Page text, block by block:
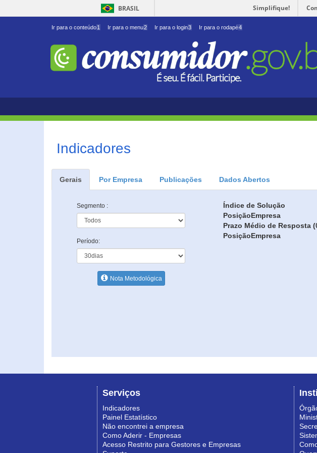
BRASIL Simplifique!
Ir para o conteúdo1 Ir para o menu2 Ir para o login3 Ir para o rodapé4
Indicadores
Gerais Por Empresa Publicações Dados Abertos
Segmento :
Período:
Nota Metodológica
Índice de Solução
PosiçãoEmpresa
Prazo Médio de Resposta
PosiçãoEmpresa
Serviços
Indicadores
Painel Estatístico
Não encontrei a empresa
Como Aderir - Empresas
Acesso Restrito para Gestores e Empresas